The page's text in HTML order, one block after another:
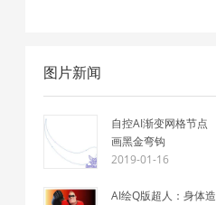
图片新闻
自控AI渐变网格节点
画黑金弯钩
2019-01-16
AI绘Q版超人：身体造